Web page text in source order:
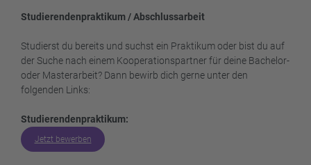
Studierendenpraktikum / Abschlussarbeit
Studierst du bereits und suchst ein Praktikum oder bist du auf
der Suche nach einem Kooperationspartner für deine Bachelor-
oder Masterarbeit? Dann bewirb dich gerne unter den
folgenden Links:
Studierendenpraktikum:
Jetzt bewerben